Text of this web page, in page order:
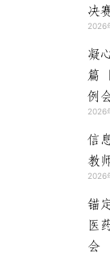
决
2026
凝
篇
例
2026
信
教
2026
锚
医
会